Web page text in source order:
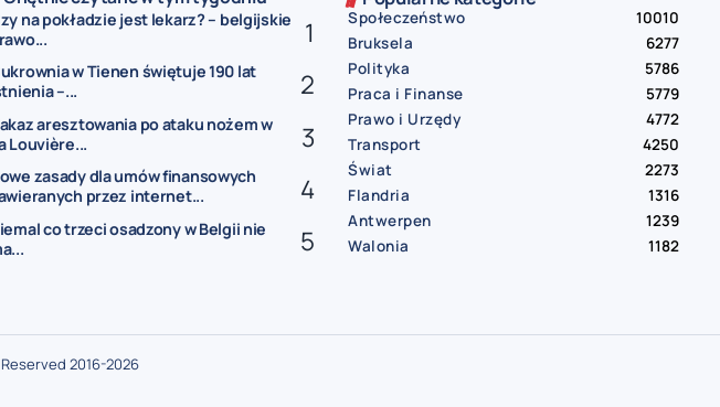
na pokładzie jest lekarz? – belgijskie
w Tienen świętuje 190 lat
–...
aresztowania po ataku nożem w
Louvière...
zasady dla umów finansowych
przez internet...
co trzeci osadzony w Belgii nie
Społeczeństwo
10010
Bruksela
6277
Polityka
5786
Praca i Finanse
5779
Prawo i Urzędy
4772
Transport
4250
Świat
2273
Flandria
1316
Antwerpen
1239
Walonia
1182
2016-2026